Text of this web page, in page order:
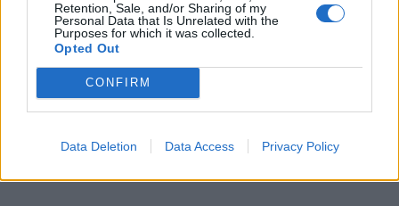
Retention, Sale, and/or Sharing of my
Personal Data that Is Unrelated with the
Purposes for which it was collected.
Opted Out
CONFIRM
Data Deletion Data Access Privacy Policy
Η «Αντιγόνη» του Σοφοκλή μέσα από τα μάτια της
Η «Αντιγόνη» του Σοφοκλή μέσα
Η «Αντιγόνη» του Σοφοκλή μέσα
από τα μάτια της Τεχνητής
πολύ υψηλός ο κίνδυνος